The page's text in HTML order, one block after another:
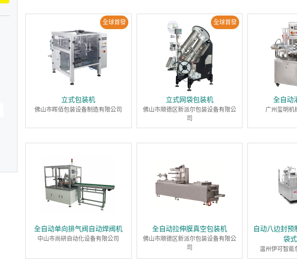
全球首發
立式包装机
佛山市晖佰包装设备制造有限公司
全球首發
立式网袋包装机
佛山市顺德区新派尔包装设备有限公
司
全自动
广州玺明机
全自动单向排气阀自动焊阀机
中山市尚研自动化设备有限公司
全自动拉伸膜真空包装机
佛山市顺德区新派尔包装设备有限公
司
自动八边封预
袋
温州伊可智能